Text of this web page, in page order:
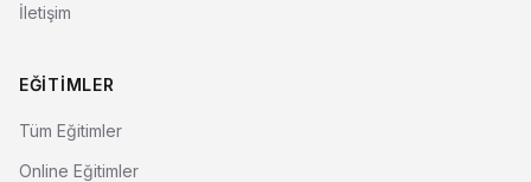
İletişim
EĞITIMLER
Tüm Eğitimler
Online Eğitimler